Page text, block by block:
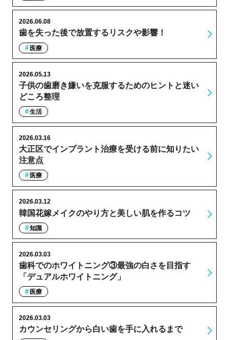
歯を失った後で放置するリスクや影響！
2026.06.08
医療
子供の歯磨き嫌いを克服するためのヒントと迷い
どころ整理
2026.05.13
生活
大正区でインプラント治療を受ける前に知りたい
注意点
2026.03.16
医療
韓国花嫁メイクのやり方と美しい肌を作るコツ
2026.03.12
知識
歯科でのホワイトニング③最強の白さを目指す
「デュアルホワイトニング」
2026.03.03
医療
カウンセリングから白い歯を手に入れるまで
2026.03.03